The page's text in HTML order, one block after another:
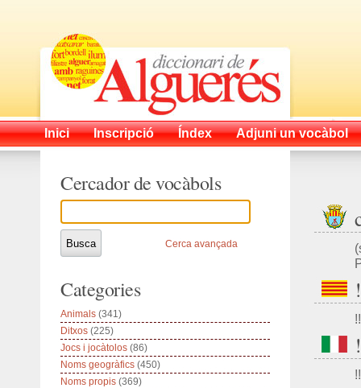
Inici Inscripció Índex Adjuni un vocàbol
!!
!!
Cercador de vocàbols
Cerca avançada
Categories
Animals (341)
Ditxos (225)
Jocs i jocàtolos (86)
Noms geogràfics (450)
Noms propis (369)